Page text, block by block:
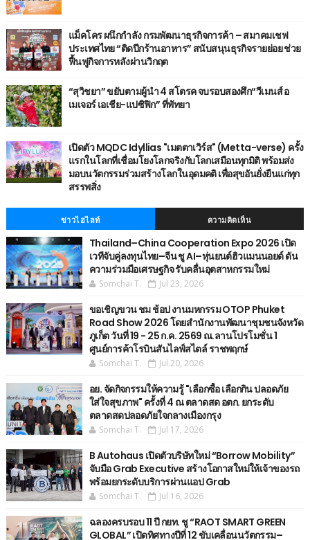
แม็คโคร ผนึกกำลัง กรมพัฒนาธุรกิจการค้า – สมาคมเชฟ
ประเทศไทย “ติดปีกร้านอาหาร” สนับสนุนธุรกิจรายย่อย ช่วย
ฟื้นฟูกิจการหลังผ่านวิกฤต
“สุวิชยา” ขยับตามผู้นำ 4 สโตรค จบรอบสองศึก“วีเมนส์ อ
เมเจอร์ เอเชีย-แปซิฟิก” ที่พัทยา
เปิดตัว MQDC Idyllias "เมตตาเวิร์ส" (Metta-verse) ครั้ง
แรกในโลกที่เชื่อมโยงโลกจริงกับโลกเสมือนทุกมิติ พร้อมส่ง
มอบนวัตกรรมร่วมสร้างโลกในอุดมคติ เพื่อสุขอันยั่งยืนแก่ทุก
สรรพสิ่ง
ข่าวไฮไลท์ ความคิดเห็น
Thailand–China Cooperation Expo 2026 เปิด
เวทีจับคู่ลงทุนไทย–จีน ชู AI–หุ่นยนต์ฮิวแมนนอยด์ ดัน
ความร่วมมือเศรษฐกิจ รับคลื่นอุตสาหกรรมใหม่
Somchai T. Jul 23, 2026
ขอเชิญขวน ชม ช้อป งานมหกรรม OTOP Phuket
Road Show 2026 โดยสำนักงานพัฒนาชุมชนจังหวัด
ภูเก็ต วันที่ 19 - 25 ก.ค. 2569 ณ.ลานโปรโมชั่น 1
ศูนย์การค้าโรบินสันไลฟ์สไตล์ ราชพฤกษ์
Somchai T. Jul 20, 2026
อย. จัดกิจกรรมให้ความรู้ "เลือกซื้อ เลือกกิน ปลอดภัย
ใส่ใจสุขภาพ" ครั้งที่ 4 ณ ตลาดสด อตก. ยกระดับ
ตลาดสดปลอดภัยใจกลางเมืองกรุง
Somchai T. Jul 17, 2026
B Autohaus เปิดตัวบริษัทใหม่ “Borrow Mobility”
จับมือ Grab Executive สร้างโอกาสใหม่ให้เจ้าของรถ
พร้อมยกระดับบริการผ่านแอป Grab
Somchai T. Jul 16, 2026
ฉลองครบรอบ 11 ปี กยท. ชู “RAOT SMART GREEN
GLOBAL” เปิดทิศทางปีที่ 12 ขับเคลื่อนนวัตกรรม–